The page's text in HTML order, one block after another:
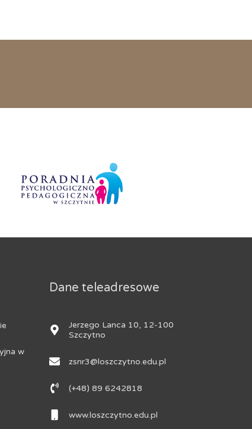
w
Dane teleadresowe
Jerzego Lanca 10, 12-100
Szczytno
zsnr3@loszczytno.edu.pl
(+48) 89 6242818
www.loszczytno.edu.pl